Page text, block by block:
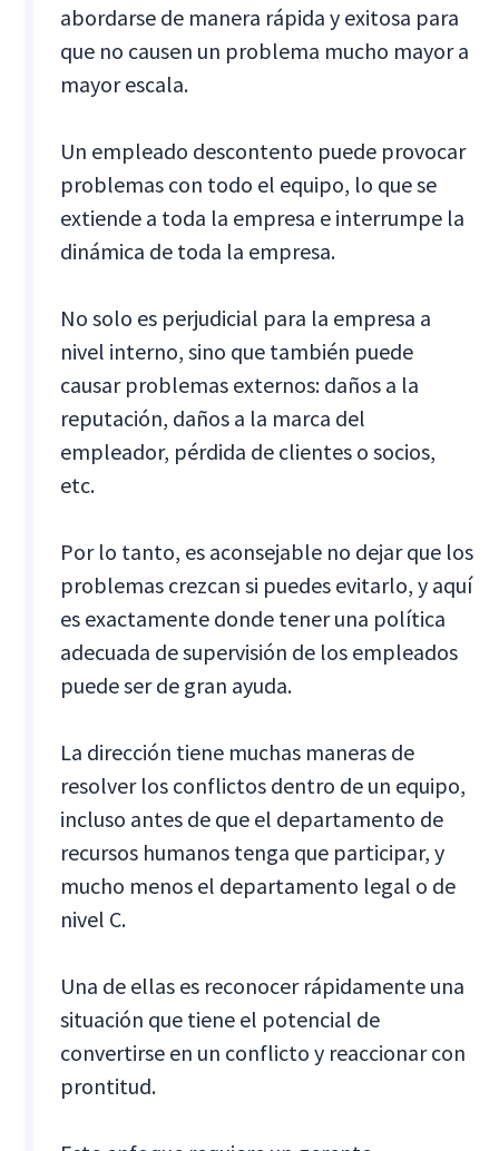
abordarse de manera rápida y exitosa para
que no causen un problema mucho mayor a
mayor escala.
Un empleado descontento puede provocar
problemas con todo el equipo, lo que se
extiende a toda la empresa e interrumpe la
dinámica de toda la empresa.
No solo es perjudicial para la empresa a
nivel interno, sino que también puede
causar problemas externos: daños a la
reputación, daños a la marca del
empleador, pérdida de clientes o socios,
etc.
Por lo tanto, es aconsejable no dejar que los
problemas crezcan si puedes evitarlo, y aquí
es exactamente donde tener una política
adecuada de supervisión de los empleados
puede ser de gran ayuda.
La dirección tiene muchas maneras de
resolver los conflictos dentro de un equipo,
incluso antes de que el departamento de
recursos humanos tenga que participar, y
mucho menos el departamento legal o de
nivel C.
Una de ellas es reconocer rápidamente una
situación que tiene el potencial de
convertirse en un conflicto y reaccionar con
prontitud.